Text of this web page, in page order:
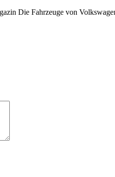
Die Fahrzeuge von